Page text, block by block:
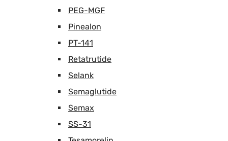
PEG-MGF
Pinealon
PT-141
Retatrutide
Selank
Semaglutide
Semax
SS-31